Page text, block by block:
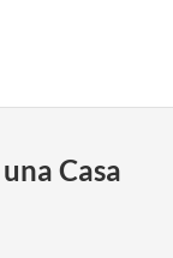
Casa